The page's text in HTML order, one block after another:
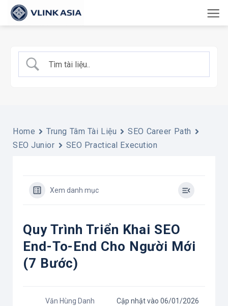
qua
dung
Home Trung Tâm Tài Liệu
SEO Career Path
SEO Junior
SEO Practical Execution
Xem danh mục
Quy Trình Triển Khai SEO
End-To-End Cho Người Mới
(7 Bước)
Văn Hùng Danh Cập nhật vào 06/01/2026